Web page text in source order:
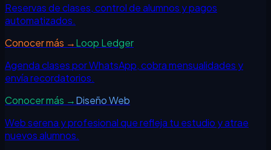
Reservas de clases, control de alumnos y pagos
automatizados.
Conocer más →Loop Ledger
Agenda clases por WhatsApp, cobra mensualidades y
envía recordatorios.
Conocer más →Diseño Web
Web serena y profesional que refleja tu estudio y atrae
nuevos alumnos.